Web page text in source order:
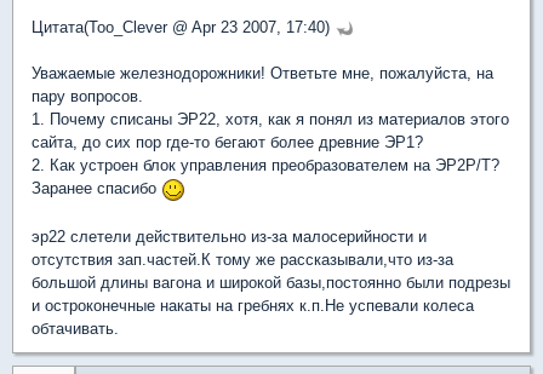
Цитата(Too_Clever @ Apr 23 2007, 17:40)
Уважаемые железнодорожники! Ответьте мне, пожалуйста, на
пару вопросов.
1. Почему списаны ЭР22, хотя, как я понял из материалов этого
сайта, до сих пор где-то бегают более древние ЭР1?
2. Как устроен блок управления преобразователем на ЭР2Р/Т?
Заранее спасибо
эр22 слетели действительно из-за малосерийности и
отсутствия зап.частей.К тому же рассказывали,что из-за
большой длины вагона и широкой базы,постоянно были подрезы
и остроконечные накаты на гребнях к.п.Не успевали колеса
обтачивать.